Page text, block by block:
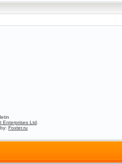
Enterprises Ltd
Foxter.ru